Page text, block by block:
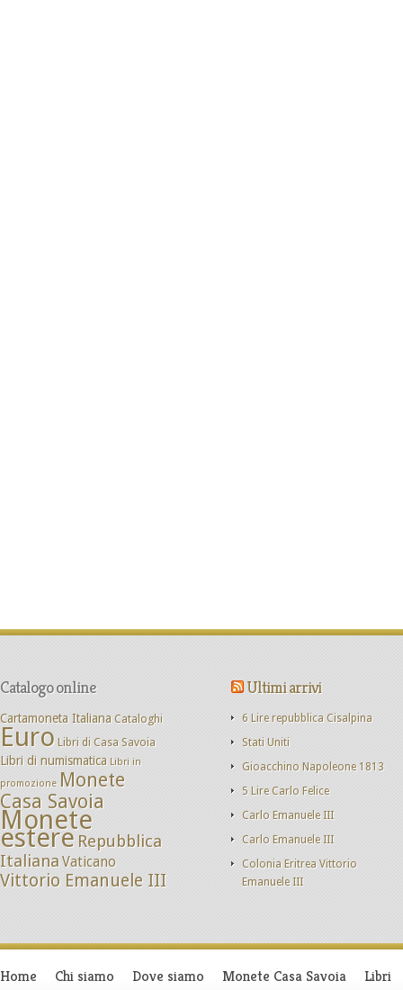
Catalogo online
Cartamoneta Italiana Cataloghi
Euro Libri di Casa Savoia
Libri di numismatica Libri in
promozione Monete
Casa Savoia
Monete
estere Repubblica
ItalianaVaticano
Vittorio Emanuele III
Ultimi arrivi
6 Lire repubblica Cisalpina
Stati Uniti
Gioacchino Napoleone 1813
5 Lire Carlo Felice
Carlo Emanuele III
Carlo Emanuele III
Colonia Eritrea Vittorio
Emanuele III
Home Chi siamo Dove siamo Monete Casa Savoia Libri